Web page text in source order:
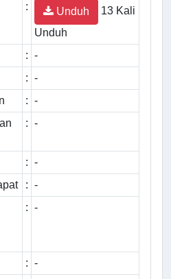
: Unduh
13 Kali
Unduh
: -
: -
: -
: -
: -
: -
: -
: -